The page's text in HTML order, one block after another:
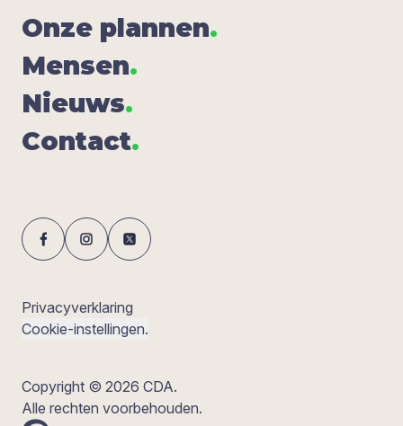
Onze plan­nen.
Men­sen.
Nieuws.
Con­tact.
Privacyverklaring
Cookie-instellingen.
Copyright © 2026 CDA.
Alle rechten voorbehouden.